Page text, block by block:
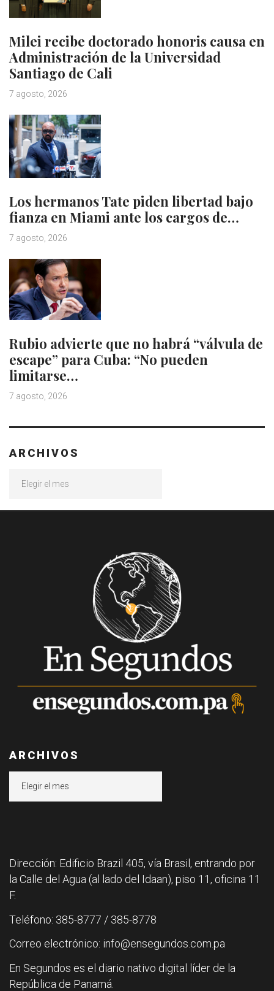
Milei recibe doctorado honoris causa en
Administración de la Universidad
Santiago de Cali
7 agosto, 2026
Los hermanos Tate piden libertad bajo
fianza en Miami ante los cargos de…
7 agosto, 2026
Rubio advierte que no habrá “válvula de
escape” para Cuba: “No pueden
limitarse…
7 agosto, 2026
ARCHIVOS
ARCHIVOS
Dirección: Edificio Brazil 405, vía Brasil, entrando por
la Calle del Agua (al lado del Idaan), piso 11, oficina 11
F.
Teléfono: 385-8777 / 385-8778
Correo electrónico: info@ensegundos.com.pa
En Segundos es el diario nativo digital líder de la
República de Panamá.